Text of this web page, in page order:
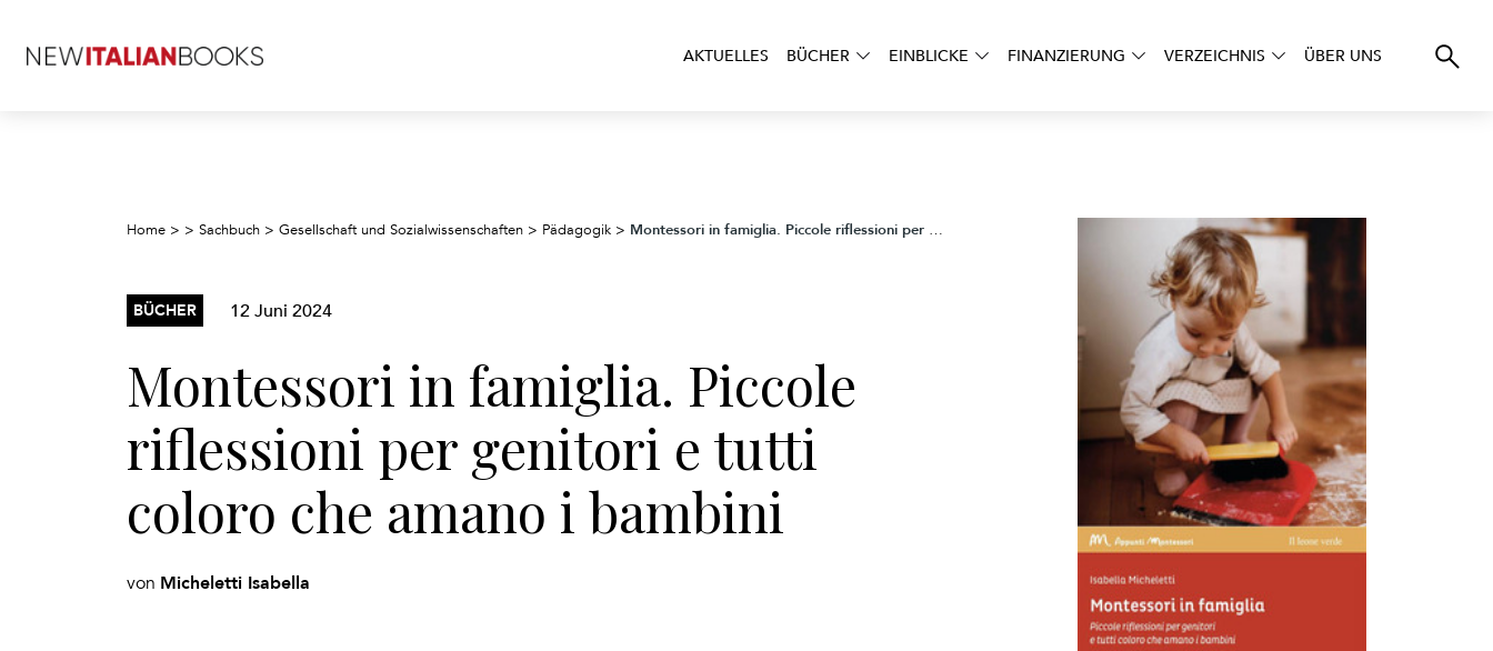
AKTUELLES BÜCHER EINBLICKE FINANZIERUNG VERZEICHNIS ÜBER UNS
Home > > Sachbuch > Gesellschaft und Sozialwissenschaften > Pädagogik > Montessori in famiglia. Piccole riflessioni per genitori e tutti coloro che amano i bambini
BÜCHER 12 Juni 2024
Montessori in famiglia. Piccole
riflessioni per genitori e tutti
coloro che amano i bambini
von Micheletti Isabella